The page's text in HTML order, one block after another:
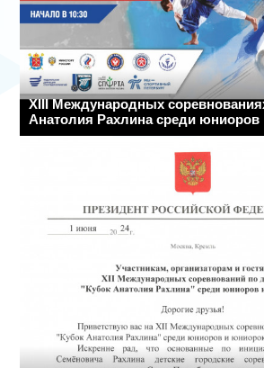
ХIII Международных
Анатолия Рахлина среди